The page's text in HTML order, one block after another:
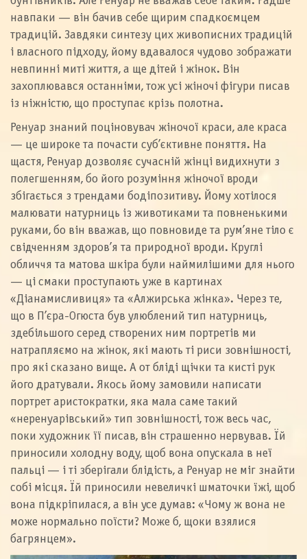
навпаки — він бачив себе щирим спадкоємцем
традицій. Завдяки синтезу цих живописних традицій
і власного підходу, йому вдавалося чудово зображати
невпинні миті життя, а ще дітей і жінок. Він
захоплювався останніми, тож усі жіночі фігури писав
із ніжністю, що проступає крізь полотна.
Ренуар знаний поціновувач жіночої краси, але краса
— це широке та почасти суб’єктивне поняття. На
щастя, Ренуар дозволяє сучасній жінці видихнути з
полегшенням, бо його розуміння жіночої вроди
збігається з трендами бодіпозитиву. Йому хотілося
малювати натурниць із животиками та повненькими
руками, бо він вважав, що повновиде та рум’яне тіло є
свідченням здоров’я та природної вроди. Круглі
обличчя та матова шкіра були наймилішими для нього
— ці смаки проступають уже в картинах
«Діанамисливиця» та «Алжирська жінка». Через те,
що в П’єра-Огюста був улюблений тип натурниць,
здебільшого серед створених ним портретів ми
натрапляємо на жінок, які мають ті риси зовнішності,
про які сказано вище. А от бліді щічки та кисті рук
його дратували. Якось йому замовили написати
портрет аристократки, яка мала саме такий
«неренуарівський» тип зовнішності, тож весь час,
поки художник її писав, він страшенно нервував. Їй
приносили холодну воду, щоб вона опускала в неї
пальці — і ті зберігали блідість, а Ренуар не міг знайти
собі місця. Їй приносили невеличкі шматочки їжі, щоб
вона підкріпилася, а він усе думав: «Чому ж вона не
може нормально поїсти? Може б, щоки взялися
багрянцем».